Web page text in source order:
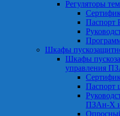
Регуляторы
Паспорт
Шкафы
Шкафы
управления
ПЗАн-Х